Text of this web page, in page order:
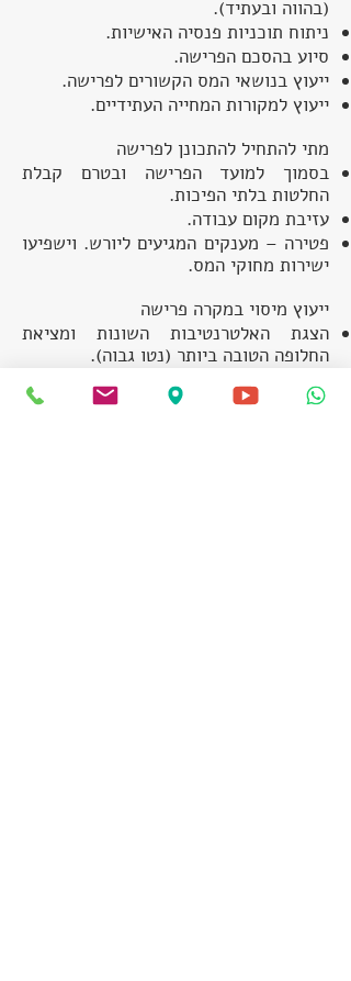
(בהווה ובעתיד).
ניתוח תוכניות פנסיה האישיות.
סיוע בהסכם הפרישה.
ייעוץ בנושאי המס הקשורים לפרישה.
ייעוץ למקורות המחייה העתידיים.
מתי להתחיל להתכונן לפרישה
בסמוך למועד הפרישה ובטרם קבלת
החלטות בלתי הפיכות.
עזיבת מקום עבודה.
פטירה – מענקים המגיעים ליורש. וישפיעו
ישירות מחוקי המס.
ייעוץ מיסוי במקרה פרישה
הצגת האלטרנטיבות השונות ומציאת
החלופה הטובה ביותר (נטו גבוה).
עריכה והגשת כל הטפסים הנדרשים למס
הכנסה (דוחות אישיים, טופס 161, קיבוע